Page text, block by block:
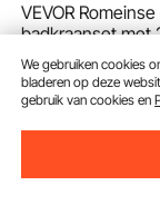
VEVOR Romeinse
badkraanset met
handgrepen,
roestvrijstalen
badkraan met
volwassenen,
(77)
8899€
We gebruiken cookies
bladeren op deze
gebruik van cookies en